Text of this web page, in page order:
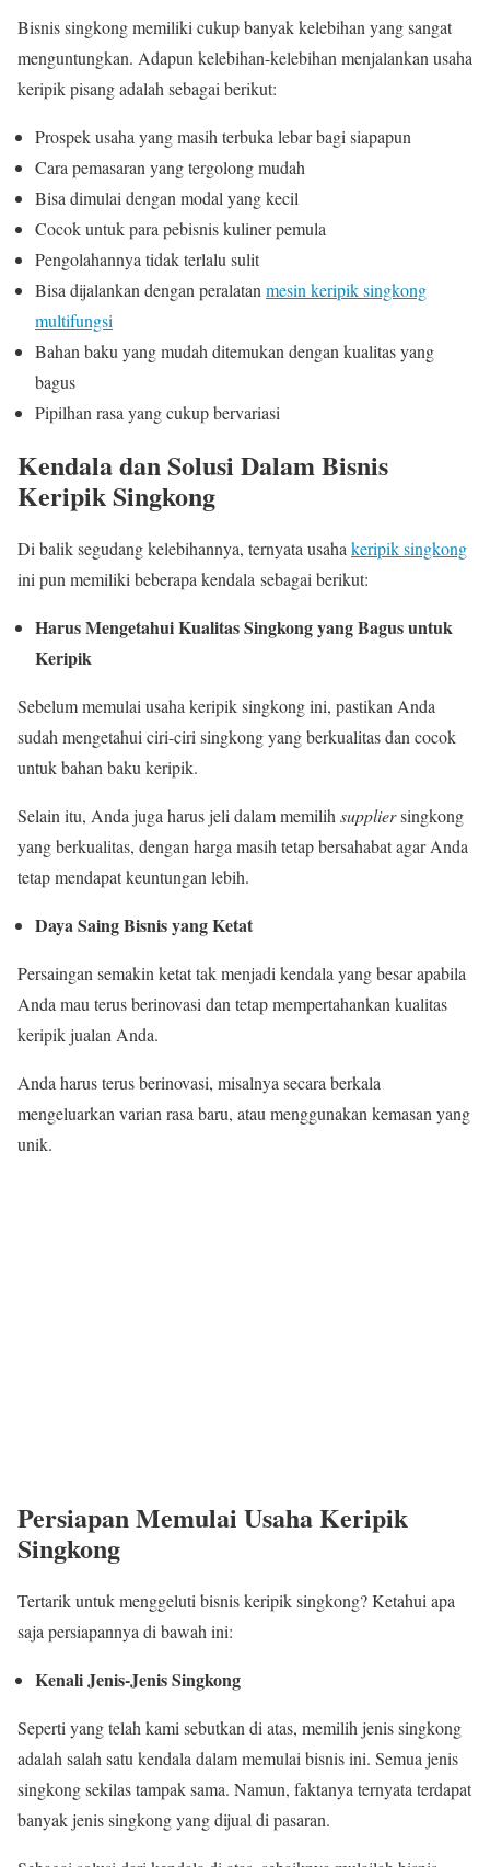
Bisnis singkong memiliki cukup banyak kelebihan yang sangat
menguntungkan. Adapun kelebihan-kelebihan menjalankan usaha
keripik pisang adalah sebagai berikut:
Prospek usaha yang masih terbuka lebar bagi siapapun
Cara pemasaran yang tergolong mudah
Bisa dimulai dengan modal yang kecil
Cocok untuk para pebisnis kuliner pemula
Pengolahannya tidak terlalu sulit
Bisa dijalankan dengan peralatan mesin keripik singkong
multifungsi
Bahan baku yang mudah ditemukan dengan kualitas yang
bagus
Pipilhan rasa yang cukup bervariasi
Kendala dan Solusi Dalam Bisnis
Keripik Singkong
Di balik segudang kelebihannya, ternyata usaha keripik singkong
ini pun memiliki beberapa kendala sebagai berikut:
Harus Mengetahui Kualitas Singkong yang Bagus untuk
Keripik
Sebelum memulai usaha keripik singkong ini, pastikan Anda
sudah mengetahui ciri-ciri singkong yang berkualitas dan cocok
untuk bahan baku keripik.
Selain itu, Anda juga harus jeli dalam memilih suppliersingkong
yang berkualitas, dengan harga masih tetap bersahabat agar Anda
tetap mendapat keuntungan lebih.
Daya Saing Bisnis yang Ketat
Persaingan semakin ketat tak menjadi kendala yang besar apabila
Anda mau terus berinovasi dan tetap mempertahankan kualitas
keripik jualan Anda.
Anda harus terus berinovasi, misalnya secara berkala
mengeluarkan varian rasa baru, atau menggunakan kemasan yang
unik.
Persiapan Memulai Usaha Keripik
Singkong
Tertarik untuk menggeluti bisnis keripik singkong? Ketahui apa
saja persiapannya di bawah ini:
Kenali Jenis-Jenis Singkong
Seperti yang telah kami sebutkan di atas, memilih jenis singkong
adalah salah satu kendala dalam memulai bisnis ini. Semua jenis
singkong sekilas tampak sama. Namun, faktanya ternyata terdapat
banyak jenis singkong yang dijual di pasaran.